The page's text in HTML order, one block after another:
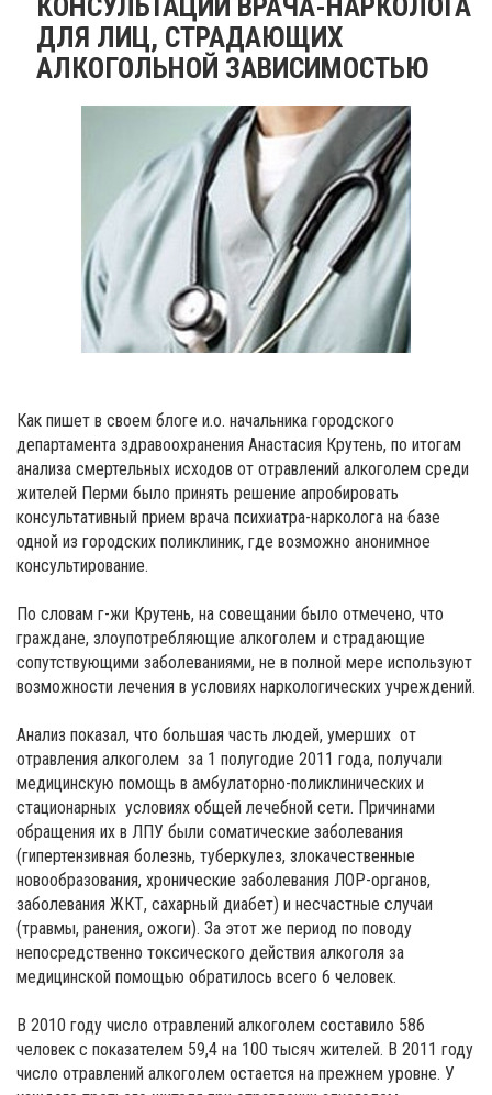
ДЛЯ ЛИЦ, СТРАДАЮЩИХ
АЛКОГОЛЬНОЙ ЗАВИСИМОСТЬЮ
Как пишет в своем блоге и.о. начальника городского
департамента здравоохранения Анастасия Крутень, по итогам
анализа смертельных исходов от отравлений алкоголем среди
жителей Перми было принять решение апробировать
консультативный прием врача психиатра-нарколога на базе
одной из городских поликлиник, где возможно анонимное
консультирование.
По словам г-жи Крутень, на совещании было отмечено, что
граждане, злоупотребляющие алкоголем и страдающие
сопутствующими заболеваниями, не в полной мере используют
возможности лечения в условиях наркологических учреждений.
Анализ показал, что большая часть людей, умерших от
отравления алкоголем за 1 полугодие 2011 года, получали
медицинскую помощь в амбулаторно-поликлинических и
стационарных условиях общей лечебной сети. Причинами
обращения их в ЛПУ были соматические заболевания
(гипертензивная болезнь, туберкулез, злокачественные
новообразования, хронические заболевания ЛОР-органов,
заболевания ЖКТ, сахарный диабет) и несчастные случаи
(травмы, ранения, ожоги). За этот же период по поводу
непосредственно токсического действия алкоголя за
медицинской помощью обратилось всего 6 человек.
В 2010 году число отравлений алкоголем составило 586
человек с показателем 59,4 на 100 тысяч жителей. В 2011 году
число отравлений алкоголем остается на прежнем уровне. У